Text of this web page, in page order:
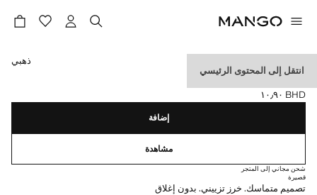
انتقل إلى المحتوى الرئيسي
طوق صلب مزين بالخرز
السعر الحالي [BHD ١٠٫٩٠ ]
BHD ١٠٫٩٠
حدد اللون
ذهبي
إضافة
مشاهدة
شحن مجاني إلى المتجر
قصيرة
تصميم متماسك. خرز تزييني. بدون إغلاق